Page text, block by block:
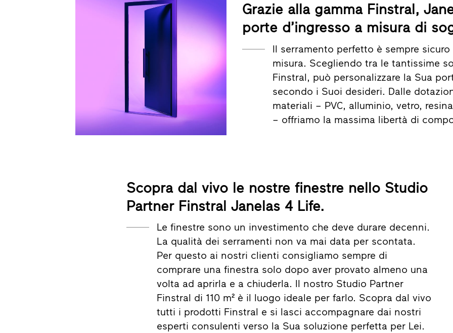
Grazie alla gamma Finstral,
porte d’ingresso a misura di
Il serramento perfetto è sempre sicuro
misura. Scegliendo tra le tantissime
Finstral, può personalizzare la Sua
secondo i Suoi desideri. Dalle
materiali – PVC, alluminio, vetro,
– offriamo la massima libertà di
Scopra dal vivo le nostre finestre nello Studio
Partner Finstral Janelas 4 Life.
Le finestre sono un investimento che deve durare decenni.
La qualità dei serramenti non va mai data per scontata.
Per questo ai nostri clienti consigliamo sempre di
comprare una finestra solo dopo aver provato almeno una
volta ad aprirla e a chiuderla. Il nostro Studio Partner
Finstral di 110 m² è il luogo ideale per farlo. Scopra dal vivo
tutti i prodotti Finstral e si lasci accompagnare dai nostri
esperti consulenti verso la Sua soluzione perfetta per Lei.